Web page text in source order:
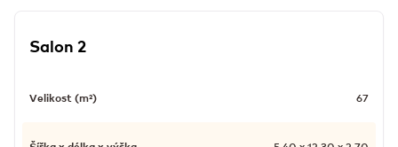
Salon 2
Velikost (m²) 67